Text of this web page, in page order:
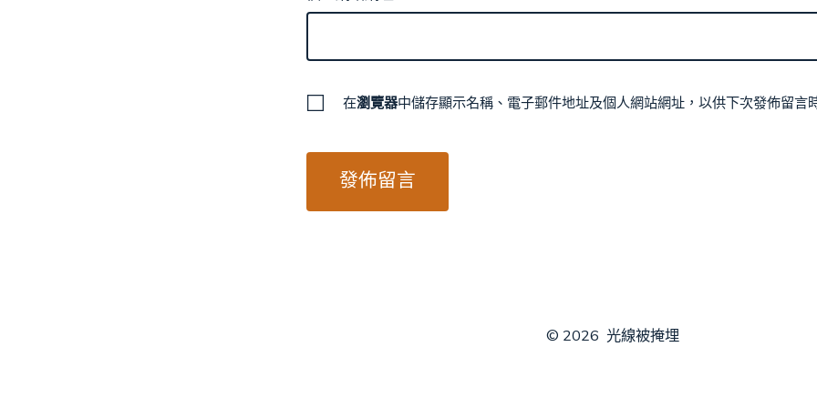
在瀏覽器中儲存顯示名稱、電子郵件地址及個人網站網址，以供下次發佈留言
© 2026 光線被掩埋